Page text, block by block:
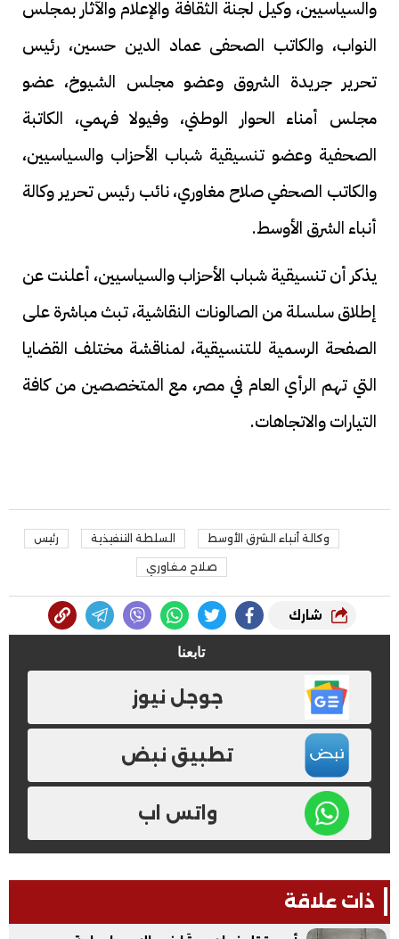
والسياسيين، وكيل لجنة الثقافة والإعلام والآثار بمجلس
النواب، والكاتب الصحفى عماد الدين حسين، رئيس
تحرير جريدة الشروق وعضو مجلس الشيوخ، عضو
مجلس أمناء الحوار الوطني، وفيولا فهمي، الكاتبة
الصحفية وعضو تنسيقية شباب الأحزاب والسياسيين،
والكاتب الصحفي صلاح مغاوري، نائب رئيس تحرير وكالة
أنباء الشرق الأوسط.
يذكر أن تنسيقية شباب الأحزاب والسياسيين، أعلنت عن
إطلاق سلسلة من الصالونات النقاشية، تبث مباشرة على
الصفحة الرسمية للتنسيقية، لمناقشة مختلف القضايا
التي تهم الرأي العام في مصر، مع المتخصصين من كافة
التيارات والاتجاهات.
وكالة أنباء الشرق الأوسط السلطة التنفيذية رئيس
صلاح مغاوري
شارك
تابعنا
جوجل نيوز
تطبيق نبض
واتس اب
ذات علاقة